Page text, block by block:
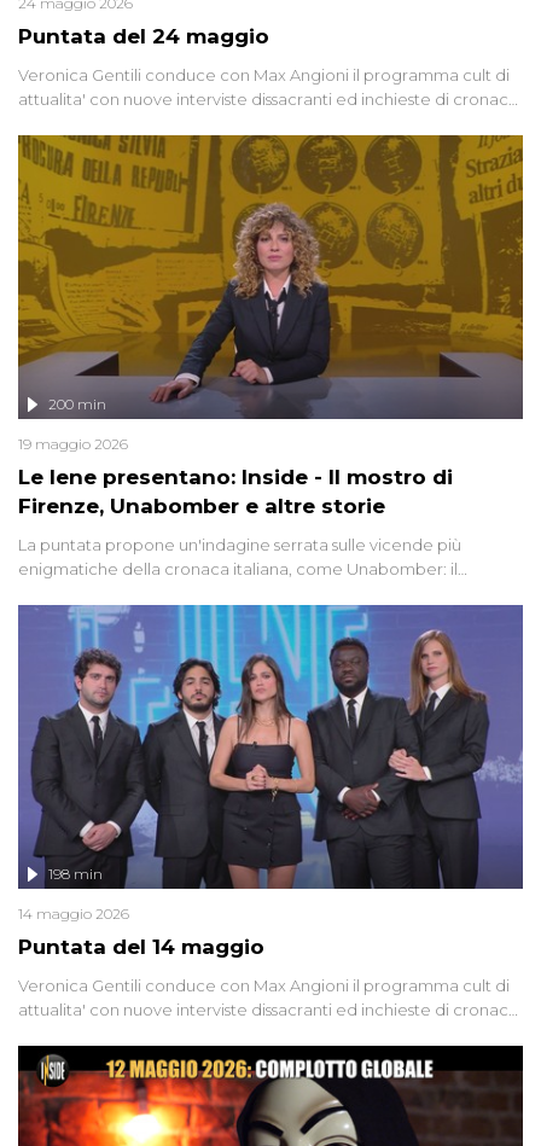
Puntata del 24 maggio
Veronica Gentili conduce con Max Angioni il programma cult di
attualita' con nuove interviste dissacranti ed inchieste di cronaca
Le Iene presentano: Inside - Il mostro di
Firenze, Unabomber e altre storie
200 min
19 maggio 2026
La puntata propone un'indagine serrata sulle vicende più
enigmatiche della cronaca italiana, come Unabomber: il
'90 e il 2000 che, inquietantemente, potrebbe essere ancora in
libertà. Lo speciale affronta inoltre le zone d'ombra sul Mostro di
Firenze, le cui responsabilità appaiono ancora oggi avvolte in un
groviglio di dubbi mai chiariti. Nel corso dello speciale anche
l'intervista inedita a Olindo Romano, realizzata ne...
Puntata del 14 maggio
198 min
14 maggio 2026
Veronica Gentili conduce con Max Angioni il programma cult di
attualita' con nuove interviste dissacranti ed inchieste di cronaca